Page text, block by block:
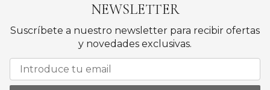
NEWSLETTER
Suscríbete a nuestro newsletter para recibir ofertas
y novedades exclusivas.